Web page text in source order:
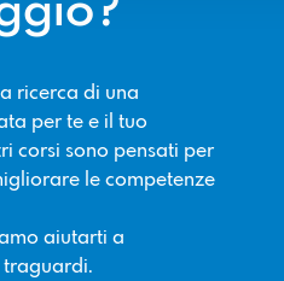
ricerca di una
per te e il tuo
corsi sono pensati per
le competenze
aiutarti a
traguardi.